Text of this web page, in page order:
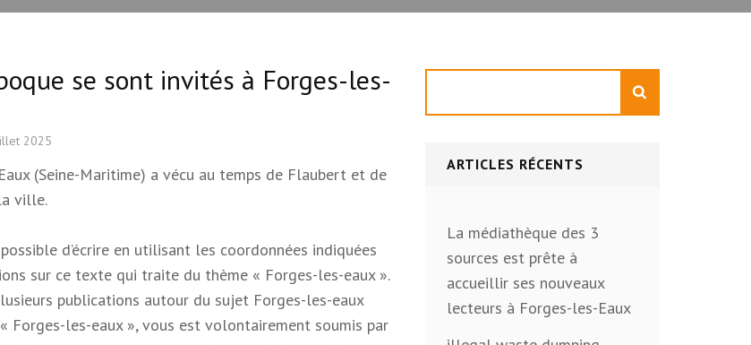
se sont invités à Forges-les-
2025
(Seine-Maritime) a vécu au temps de Flaubert et de
ville.
d’écrire en utilisant les coordonnées indiquées
sur ce texte qui traite du thème « Forges-les-eaux ».
publications autour du sujet Forges-les-eaux
les-eaux », vous est volontairement soumis par
ARTICLES RÉCENTS
La médiathèque des 3
sources est prête à
accueillir ses nouveaux
lecteurs à Forges-les-Eaux